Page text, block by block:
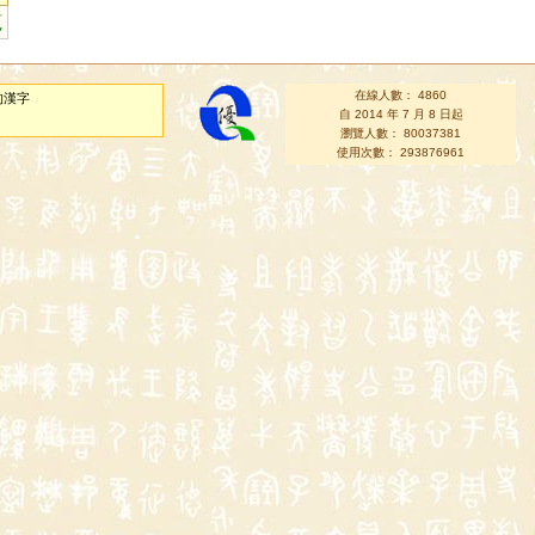
漢字
在線人數： 4860
自 2014 年 7 月 8 日起
瀏覽人數： 80037381
使用次數： 293876961